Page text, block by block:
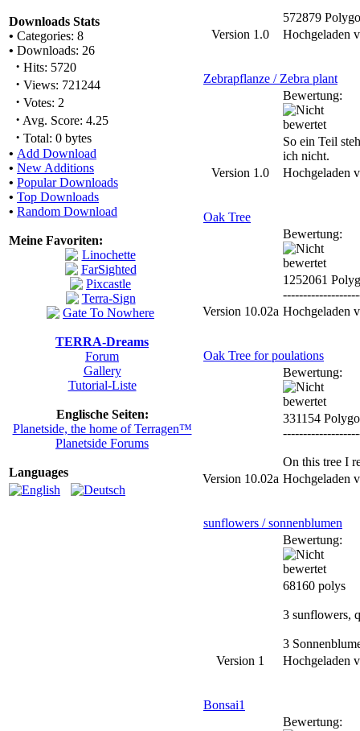
Downloads Stats
• Categories: 8
• Downloads: 26
· Hits: 5720
· Views: 721244
· Votes: 2
· Avg. Score: 4.25
· Total: 0 bytes
• Add Download
• New Additions
• Popular Downloads
• Top Downloads
• Random Download
Meine Favoriten:
TERRA-Dreams
Forum
Gallery
Tutorial-Liste
Englische Seiten:
Planetside, the home of Terragen™
Planetside Forums
Languages
572879
Version 1.0
Hochgeladen
Zebrapflanze / Zebra plant
Bewertung:
So ein Teil
ich nicht.
Version 1.0
Hochgeladen
Oak Tree
Bewertung:
1252061
Version 10.02a Hochgeladen
Oak Tree for poulations
Bewertung:
331154
On this tree I
Version 10.02a Hochgeladen
sunflowers / sonnenblumen
Bewertung:
68160 polys
3 sunflowers,
3
Version 1
Hochgeladen
Bonsai1
Bewertung: